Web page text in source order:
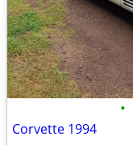
•
Corvette 1994